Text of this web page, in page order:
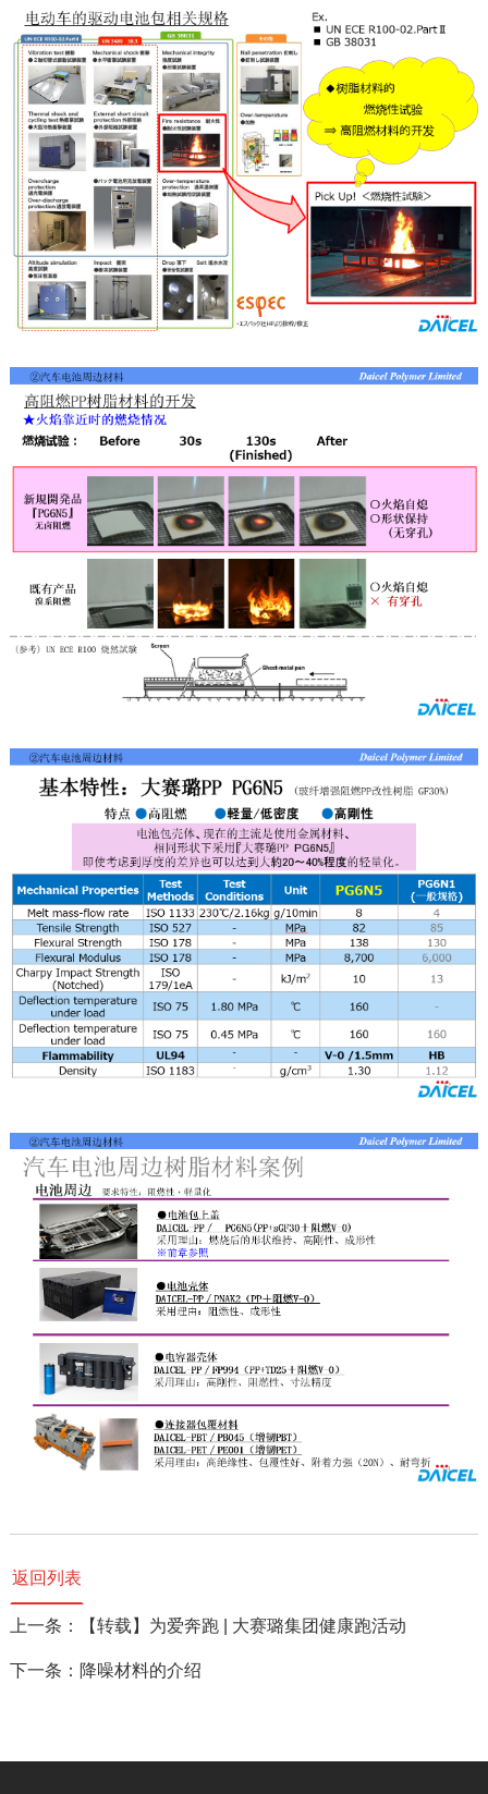
返回列表
上一条：【转载】为爱奔跑 | 大赛璐集团健康跑活动
下一条：降噪材料的介绍